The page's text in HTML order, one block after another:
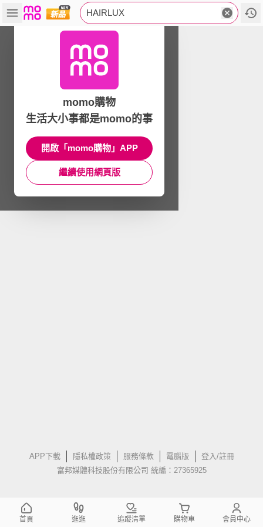
HAIRLUX
APP下載 隱私權政策 服務條款 電腦版
登入/註冊
富邦媒體科技股份有限公司 統編：27365925
momo購物
生活大小事都是momo的事
開啟「momo購物」APP
繼續使用網頁版
首頁 逛逛 追蹤清單 購物車 會員中心